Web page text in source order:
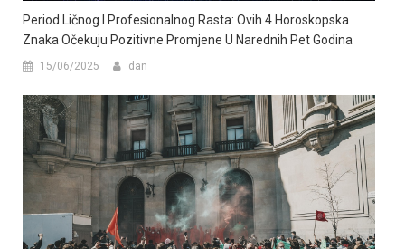
Period Ličnog I Profesionalnog Rasta: Ovih 4 Horoskopska
Znaka Očekuju Pozitivne Promjene U Narednih Pet Godina
15/06/2025 dan